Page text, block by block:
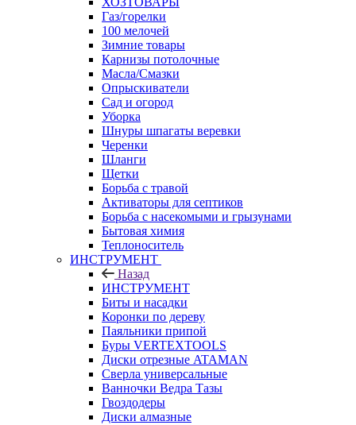
Газ/горелки
100 мелочей
Зимние товары
Карнизы потолочные
Масла/Смазки
Опрыскиватели
Сад и огород
Уборка
Шнуры шпагаты веревки
Черенки
Шланги
Щетки
Борьба с травой
Активаторы для септиков
Борьба с насекомыми и грызунами
Бытовая химия
Теплоноситель
ИНСТРУМЕНТ
Назад
ИНСТРУМЕНТ
Биты и насадки
Коронки по дереву
Паяльники припой
Буры VERTEXTOOLS
Диски отрезные ATAMAN
Сверла универсальные
Ванночки Ведра Тазы
Гвоздодеры
Диски алмазные